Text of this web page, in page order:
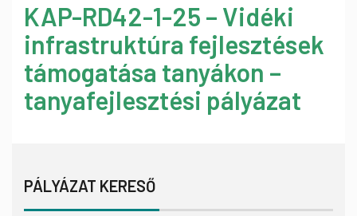
KAP-RD42-1-25 – Vidéki
infrastruktúra fejlesztések
támogatása tanyákon –
tanyafejlesztési pályázat
PÁLYÁZAT KERESŐ